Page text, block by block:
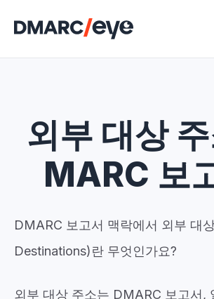
외부 대상
MARC 보
DMARC 보고서 맥락에서 외부 대
Destinations)란 무엇인가요?
외부 대상 주소는 DMARC 보고서,